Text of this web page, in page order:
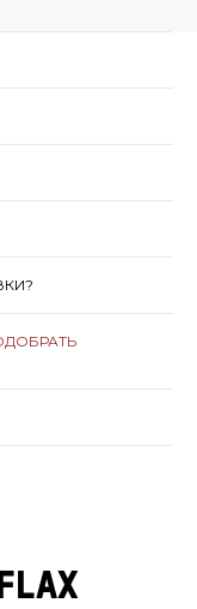
Flax